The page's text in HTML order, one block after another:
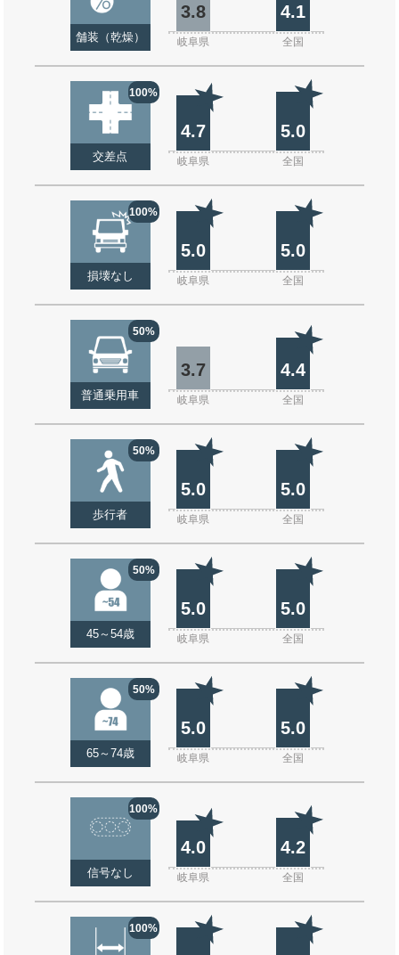
舗装（乾燥）
3.8 4.1
岐阜県 全国
100%
交差点
4.7 5.0
岐阜県 全国
100%
損壊なし
5.0 5.0
岐阜県 全国
50%
普通乗用車
3.7 4.4
岐阜県 全国
50%
歩行者
5.0 5.0
岐阜県 全国
50%
45～54歳
5.0 5.0
岐阜県 全国
50%
65～74歳
5.0 5.0
岐阜県 全国
100%
信号なし
4.0 4.2
岐阜県 全国
100%